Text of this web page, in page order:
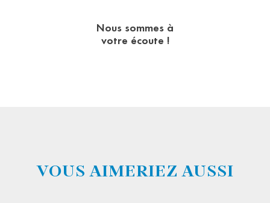
Nous sommes à
votre écoute !
VOUS AIMERIEZ AUSSI